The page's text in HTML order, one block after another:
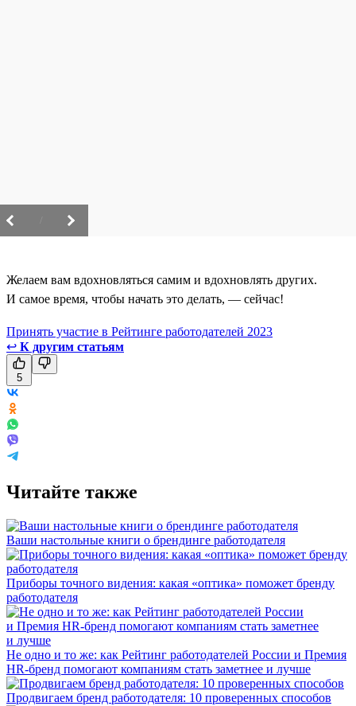
Желаем вам вдохновляться самим и вдохновлять других.
И самое время, чтобы начать это делать, — сейчас!
Принять участие в Рейтинге работодателей 2023
↩ К другим статьям
5
Читайте также
Ваши настольные книги о брендинге работодателя
Приборы точного видения: какая «оптика» поможет бренду
работодателя
Не одно и то же: как Рейтинг работодателей России и Премия
HR-бренд помогают компаниям стать заметнее и лучше
Продвигаем бренд работодателя: 10 проверенных способов